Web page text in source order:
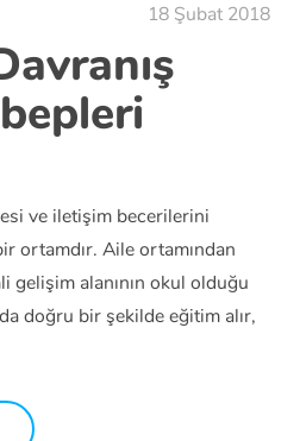
18 Şubat 2018
ve iletişim becerilerini
ortamdır. Aile ortamından
gelişim alanının okul olduğu
doğru bir şekilde eğitim alır,